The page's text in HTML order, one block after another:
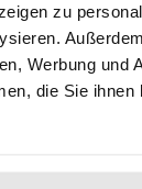
zu
Werbung
die Sie